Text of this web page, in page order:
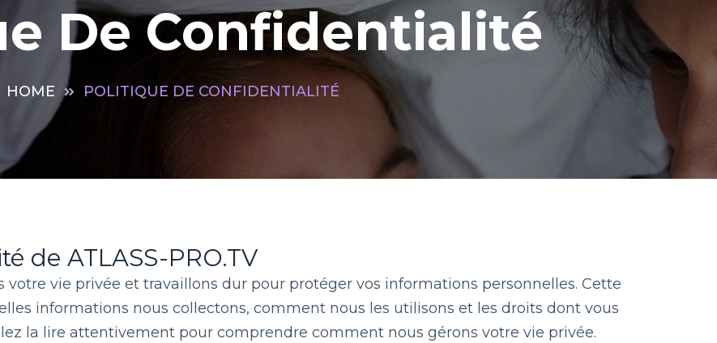
De Confidentialité
HOME POLITIQUE DE CONFIDENTIALITÉ
de ATLASS-PRO.TV
votre vie privée et travaillons dur pour protéger vos informations personnelles. Cette
informations nous collectons, comment nous les utilisons et les droits dont vous
la lire attentivement pour comprendre comment nous gérons votre vie privée.